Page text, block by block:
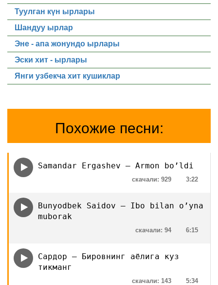
Туулган күн ырлары
Шандуу ырлар
Эне - апа жонундо ырлары
Эски хит - ырлары
Янги узбекча хит кушиклар
Похожие песни:
Samandar Ergashev — Armon bo’ldi
3:22
скачали: 929
Bunyodbek Saidov — Ibo bilan o’yna
muborak
6:15
скачали: 94
Сардор — Бировнинг аёлига куз
тикманг
5:34
скачали: 143